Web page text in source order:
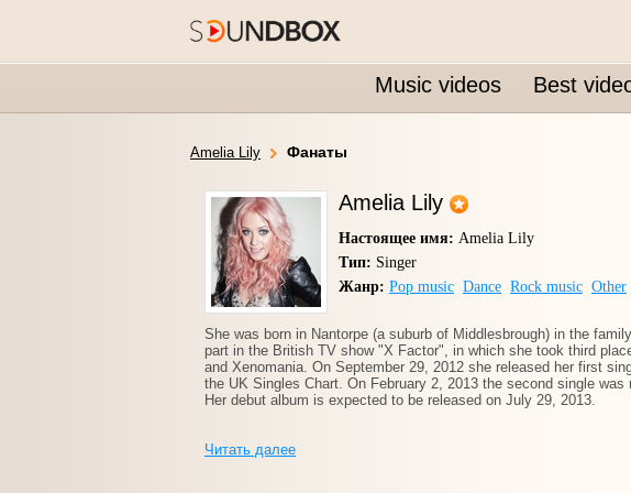
Music videos Best
Amelia Lily Фанаты
Amelia Lily
Настоящее имя: Amelia Lily
Тип: Singer
Жанр: Pop music Dance Rock music Other
She was born in Nantorpe (a suburb of Middlesbrough) in the
part in the British TV show "X Factor", in which she took third
and Xenomania. On September 29, 2012 she released her first
the UK Singles Chart. On February 2, 2013 the second single
Her debut album is expected to be released on July 29, 2013.
Читать далее